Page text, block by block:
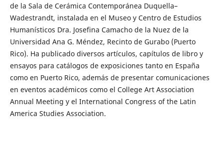
de la Sala de Cerámica Contemporánea Duquella–
Wadestrandt, instalada en el Museo y Centro de Estudios
Humanísticos Dra. Josefina Camacho de la Nuez de la
Universidad Ana G. Méndez, Recinto de Gurabo (Puerto
Rico). Ha publicado diversos artículos, capítulos de libro y
ensayos para catálogos de exposiciones tanto en España
como en Puerto Rico, además de presentar comunicaciones
en eventos académicos como el College Art Association
Annual Meeting y el International Congress of the Latin
America Studies Association.